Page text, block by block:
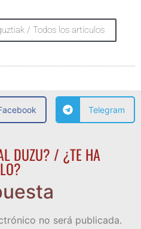
/ Todos los artículos
Telegram
DUZU? / ¿TE HA
no será publicada.